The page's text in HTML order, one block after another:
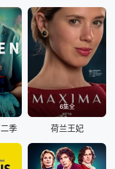
季
6集全
荷兰王妃